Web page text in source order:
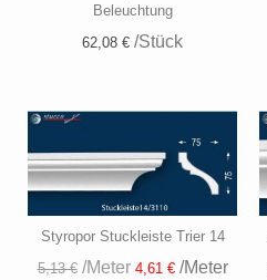
Beleuchtung
62,08 € /Stück
Styropor Stuckleiste Trier 14
5,13 €/Meter 4,61 €/Meter